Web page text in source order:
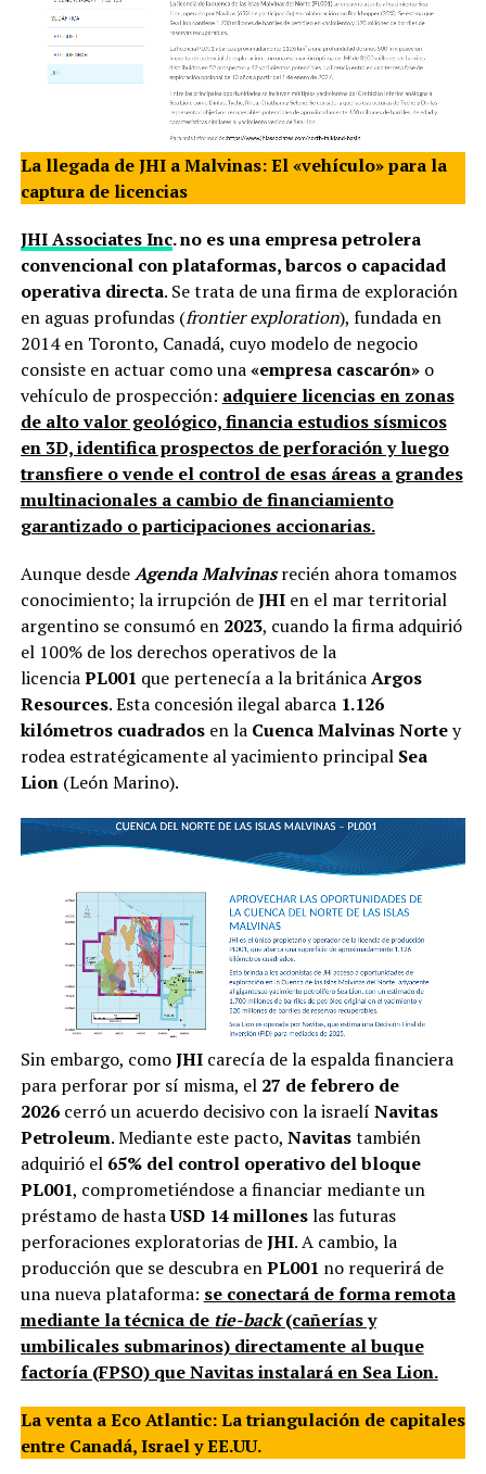
La llegada de JHI a Malvinas: El «vehículo» para la
captura de licencias
JHI Associates Inc. no es una empresa petrolera
convencional con plataformas, barcos o capacidad
operativa directa. Se trata de una firma de exploración
en aguas profundas (frontier exploration), fundada en
2014 en Toronto, Canadá, cuyo modelo de negocio
consiste en actuar como una«empresa cascarón»o
vehículo de prospección: adquiere licencias en zonas
de alto valor geológico, financia estudios sísmicos
en 3D, identifica prospectos de perforación y luego
transfiere o vende el control de esas áreas a grandes
multinacionales a cambio de financiamiento
garantizado o participaciones accionarias.
Aunque desdeAgenda Malvinasrecién ahora tomamos
conocimiento; la irrupción deJHI en el mar territorial
argentino se consumó en 2023, cuando la firma adquirió
el 100% de los derechos operativos de la
licenciaPL001 que pertenecía a la británicaArgos
Resources. Esta concesión ilegal abarca 1.126
kilómetros cuadradosen la Cuenca Malvinas Nortey
rodea estratégicamente al yacimiento principal Sea
Lion(León Marino).
Sin embargo, comoJHIcarecía de la espalda financiera
para perforar por sí misma, el 27 de febrero de
2026cerró un acuerdo decisivo con la israelí Navitas
Petroleum. Mediante este pacto, Navitastambién
adquirió el 65% del control operativo del bloque
PL001, comprometiéndose a financiar mediante un
préstamo de hastaUSD 14 milloneslas futuras
perforaciones exploratorias deJHI. A cambio, la
producción que se descubra enPL001 no requerirá de
una nueva plataforma: se conectará de forma remota
mediante la técnica de tie-back(cañerías y
umbilicales submarinos) directamente al buque
factoría (FPSO) que Navitas instalará en Sea Lion.
La venta a Eco Atlantic: La triangulación de capitales
entre Canadá, Israel y EE.UU.